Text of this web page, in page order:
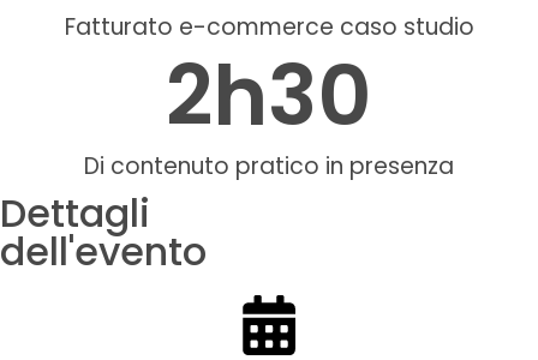
Fatturato e-commerce caso studio
Di contenuto pratico in presenza
2h30
Dettagli
dell'evento